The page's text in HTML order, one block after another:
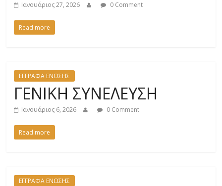
Ιανουάριος 27, 2026 0 Comment
Read more
ΕΓΓΡΑΦΑ ΕΝΩΣΗΣ
ΓΕΝΙΚΗ ΣΥΝΕΛΕΥΣΗ
Ιανουάριος 6, 2026 0 Comment
Read more
ΕΓΓΡΑΦΑ ΕΝΩΣΗΣ